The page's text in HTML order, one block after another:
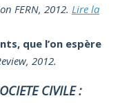
FERN, 2012. Lire la
que l’on espère
2012.
CIVILE :